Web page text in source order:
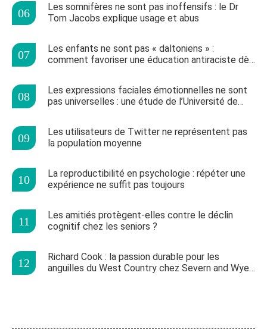
Les somnifères ne sont pas inoffensifs : le Dr
Tom Jacobs explique usage et abus
Les enfants ne sont pas « daltoniens » :
comment favoriser une éducation antiraciste dès
Les expressions faciales émotionnelles ne sont
pas universelles : une étude de l’Université de
Les utilisateurs de Twitter ne représentent pas
la population moyenne
La reproductibilité en psychologie : répéter une
expérience ne suffit pas toujours
Les amitiés protègent-elles contre le déclin
cognitif chez les seniors ?
Richard Cook : la passion durable pour les
anguilles du West Country chez Severn and Wye